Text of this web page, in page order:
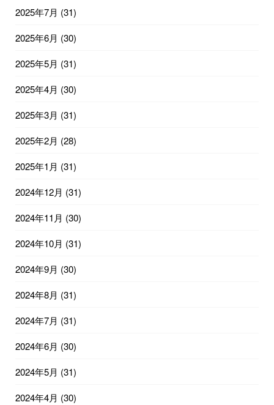
2025年7月 (31)
2025年6月 (30)
2025年5月 (31)
2025年4月 (30)
2025年3月 (31)
2025年2月 (28)
2025年1月 (31)
2024年12月 (31)
2024年11月 (30)
2024年10月 (31)
2024年9月 (30)
2024年8月 (31)
2024年7月 (31)
2024年6月 (30)
2024年5月 (31)
2024年4月 (30)